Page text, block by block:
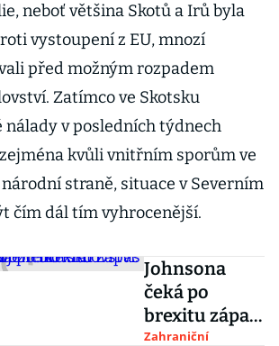
neboť většina Skotů a Irů byla
vystoupení z EU, mnozí
před možným rozpadem
Zatímco ve Skotsku
nálady v posledních týdnech
kvůli vnitřním sporům ve
straně, situace v Severním
čím dál tím vyhrocenější.
Johnsona
čeká po
brexitu zápas
o udržení
Zahraniční